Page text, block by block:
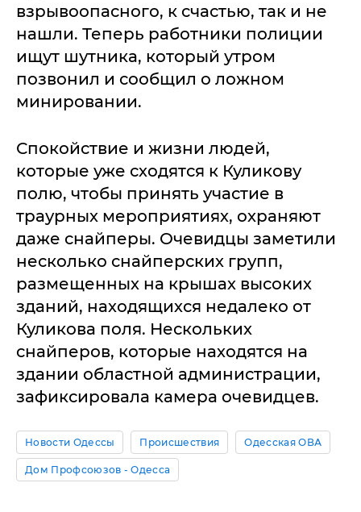
взрывоопасного, к счастью, так и не
нашли. Теперь работники полиции
ищут шутника, который утром
позвонил и сообщил о ложном
минировании.
Спокойствие и жизни людей,
которые уже сходятся к Куликову
полю, чтобы принять участие в
траурных мероприятиях, охраняют
даже снайперы. Очевидцы заметили
несколько снайперских групп,
размещенных на крышах высоких
зданий, находящихся недалеко от
Куликова поля. Нескольких
снайперов, которые находятся на
здании областной администрации,
зафиксировала камера очевидцев.
Новости Одессы Происшествия Одесская ОВА
Дом Профсоюзов - Одесса